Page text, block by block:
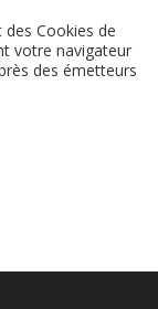
Cookies de
votre navigateur
des émetteurs